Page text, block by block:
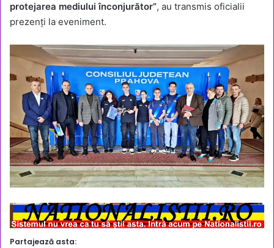
protejarea mediului înconjurător”, au transmis oficialii
prezenți la eveniment.
Partajează asta: